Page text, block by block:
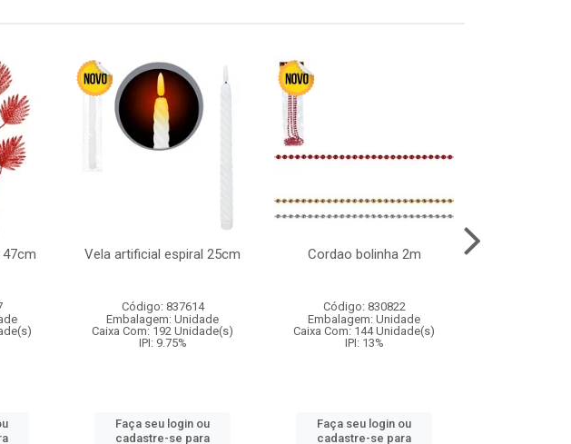
Vela artificial espiral 25cm
Código: 837614
Embalagem: Unidade
Caixa Com: 192 Unidade(s)
IPI: 9.75%
Faça seu login ou
cadastre-se para
Cordao bolinha 2m
Código: 830822
Embalagem: Unidade
Caixa Com: 144 Unidade(s)
IPI: 13%
Faça seu login ou
cadastre-se para